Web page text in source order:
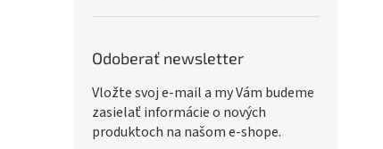
Odoberať newsletter
Vložte svoj e-mail a my Vám budeme
zasielať informácie o nových
produktoch na našom e-shope.